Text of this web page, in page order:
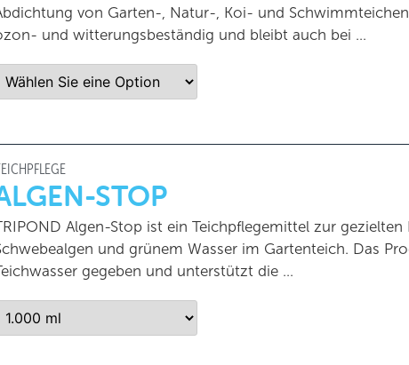
von Garten-, Natur-, Koi- und
und witterungsbeständig und bleibt auch bei …
STOP
Algen-Stop ist ein Teichpflegemittel zur
und grünem Wasser im Gartenteich. Das
gegeben und unterstützt die …